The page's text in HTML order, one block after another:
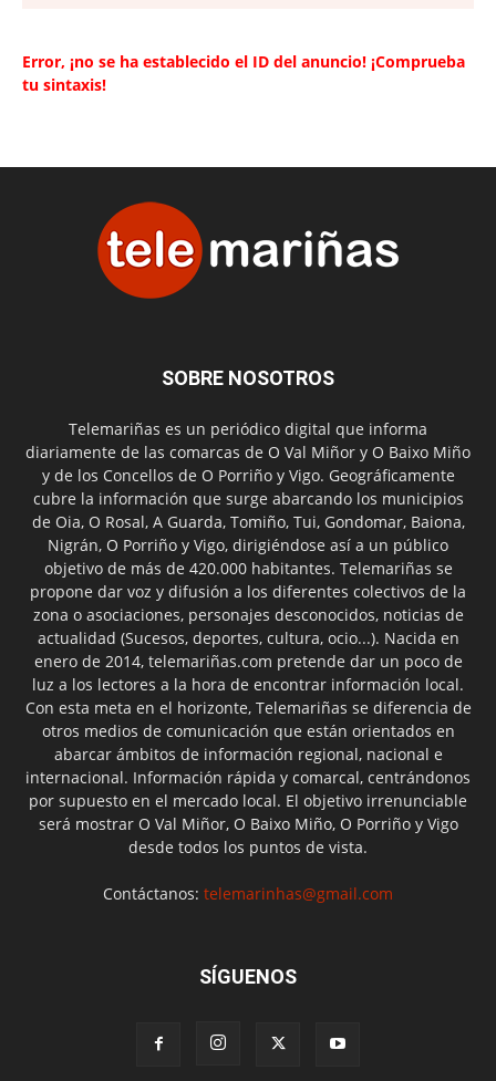
Error, ¡no se ha establecido el ID del anuncio! ¡Comprueba
tu sintaxis!
SOBRE NOSOTROS
Telemariñas es un periódico digital que informa
diariamente de las comarcas de O Val Miñor y O Baixo Miño
y de los Concellos de O Porriño y Vigo. Geográficamente
cubre la información que surge abarcando los municipios
de Oia, O Rosal, A Guarda, Tomiño, Tui, Gondomar, Baiona,
Nigrán, O Porriño y Vigo, dirigiéndose así a un público
objetivo de más de 420.000 habitantes. Telemariñas se
propone dar voz y difusión a los diferentes colectivos de la
zona o asociaciones, personajes desconocidos, noticias de
actualidad (Sucesos, deportes, cultura, ocio...). Nacida en
enero de 2014, telemariñas.com pretende dar un poco de
luz a los lectores a la hora de encontrar información local.
Con esta meta en el horizonte, Telemariñas se diferencia de
otros medios de comunicación que están orientados en
abarcar ámbitos de información regional, nacional e
internacional. Información rápida y comarcal, centrándonos
por supuesto en el mercado local. El objetivo irrenunciable
será mostrar O Val Miñor, O Baixo Miño, O Porriño y Vigo
desde todos los puntos de vista.
Contáctanos: telemarinhas@gmail.com
SÍGUENOS